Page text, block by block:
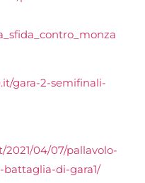
gara-2-semifinali-
04/07/pallavolo-
di-gara1/